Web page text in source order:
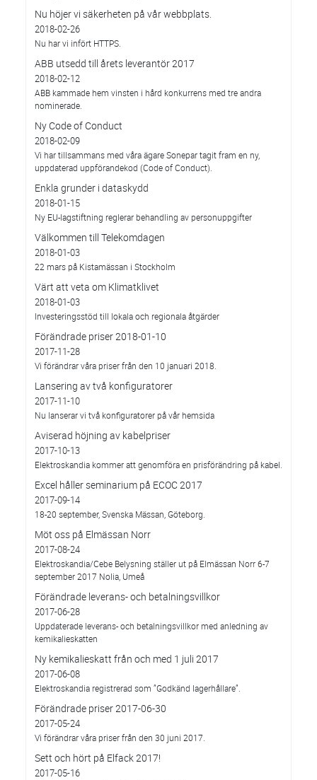
Nu höjer vi säkerheten på vår webbplats.
2018-02-26
Nu har vi infört HTTPS.
ABB utsedd till årets leverantör 2017
2018-02-12
ABB kammade hem vinsten i hård konkurrens med tre andra
nominerade.
Ny Code of Conduct
2018-02-09
Vi har tillsammans med våra ägare Sonepar tagit fram en ny,
uppdaterad uppförandekod (Code of Conduct).
Enkla grunder i dataskydd
2018-01-15
Ny EU-lagstiftning reglerar behandling av personuppgifter
Välkommen till Telekomdagen
2018-01-03
22 mars på Kistamässan i Stockholm
Värt att veta om Klimatklivet
2018-01-03
Investeringsstöd till lokala och regionala åtgärder
Förändrade priser 2018-01-10
2017-11-28
Vi förändrar våra priser från den 10 januari 2018.
Lansering av två konfiguratorer
2017-11-10
Nu lanserar vi två konfiguratorer på vår hemsida
Aviserad höjning av kabelpriser
2017-10-13
Elektroskandia kommer att genomföra en prisförändring på kabel.
Excel håller seminarium på ECOC 2017
2017-09-14
18-20 september, Svenska Mässan, Göteborg.
Möt oss på Elmässan Norr
2017-08-24
Elektroskandia/Cebe Belysning ställer ut på Elmässan Norr 6-7
september 2017 Nolia, Umeå
Förändrade leverans- och betalningsvillkor
2017-06-28
Uppdaterade leverans- och betalningsvillkor med anledning av
kemikalieskatten
Ny kemikalieskatt från och med 1 juli 2017
2017-06-08
Elektroskandia registrerad som ”Godkänd lagerhållare”.
Förändrade priser 2017-06-30
2017-05-24
Vi förändrar våra priser från den 30 juni 2017.
Sett och hört på Elfack 2017!
2017-05-16